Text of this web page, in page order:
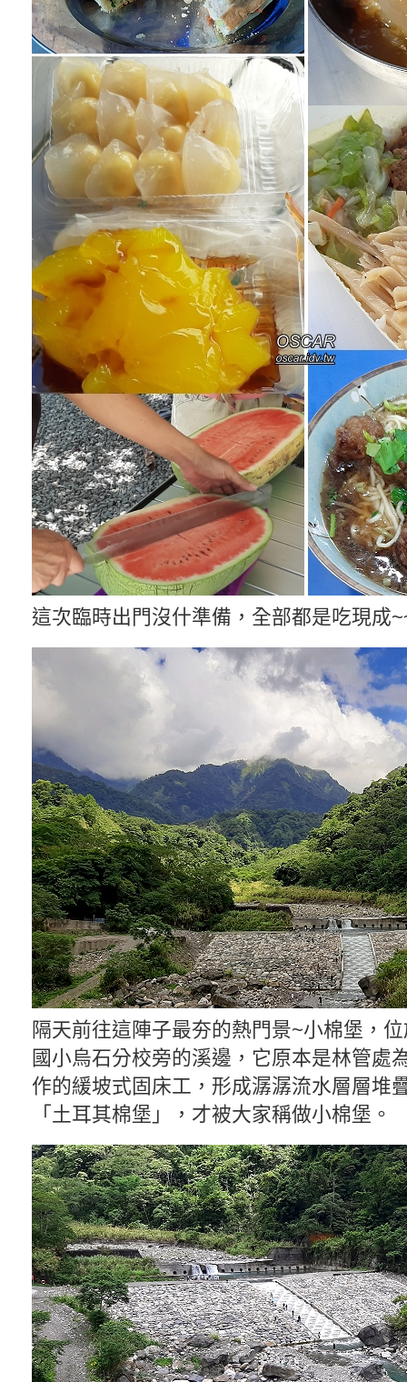
這次臨時出門沒什準備，全部都是吃現成
隔天前往這陣子最夯的熱門景~小棉堡，
國小烏石分校旁的溪邊，它原本是林管處
作的緩坡式固床工，形成潺潺流水層層堆
「土耳其棉堡」，才被大家稱做小棉堡。